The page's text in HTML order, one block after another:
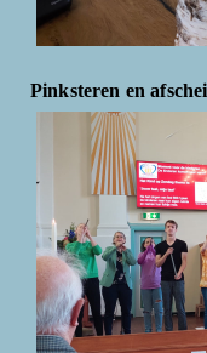
Pinksteren en